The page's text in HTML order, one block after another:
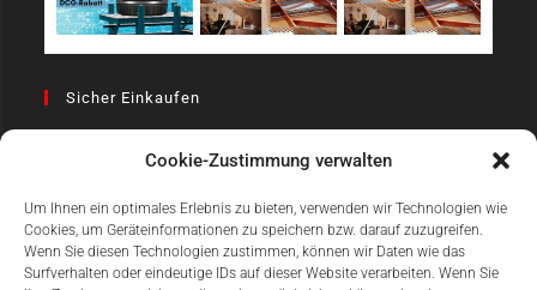
Cookie-Zustimmung verwalten
Um Ihnen ein optimales Erlebnis zu bieten, verwenden wir Technologien wie
Cookies, um Geräteinformationen zu speichern bzw. darauf zuzugreifen.
Wenn Sie diesen Technologien zustimmen, können wir Daten wie das
Surfverhalten oder eindeutige IDs auf dieser Website verarbeiten. Wenn Sie
Sicher Einkaufen
Einfach Online Bezahlen